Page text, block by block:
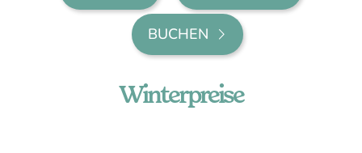
BUCHEN
Winterpreise